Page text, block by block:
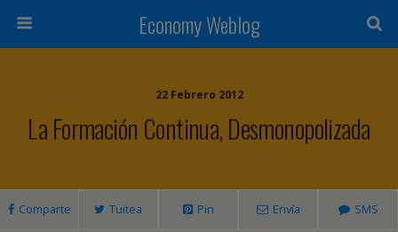
Economy Weblog
22 Febrero 2012
La Formación Continua, Desmonopolizada
Comparte Tuitea Pin Envía SMS